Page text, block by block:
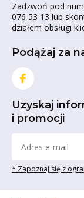
Zadzwoń pod
076 53 13 lub
działem obsługi
Podążaj za
Uzyskaj
i promocji
* Zapoznaj się z